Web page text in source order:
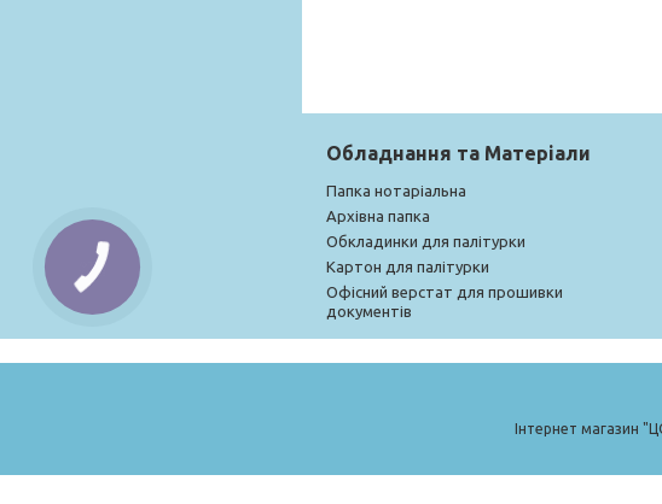
Обладнання та Матеріали
Папка нотаріальна
Архівна папка
Обкладинки для палітурки
Картон для палітурки
Офісний верстат для прошивки
документів